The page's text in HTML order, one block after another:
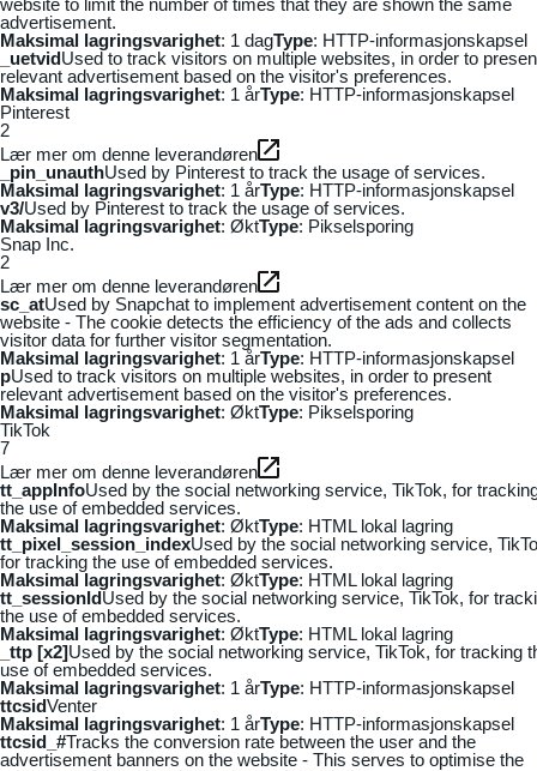
advertisement.
Maksimal lagringsvarighet: 1 dagType: HTTP-informasjonskapsel
_uetvidUsed to track visitors on multiple websites, in order to
relevant advertisement based on the visitor's preferences.
Maksimal lagringsvarighet: 1 årType: HTTP-informasjonskapsel
Pinterest
2
Lær mer om denne leverandøren
_pin_unauthUsed by Pinterest to track the usage of services.
Maksimal lagringsvarighet: 1 årType: HTTP-informasjonskapsel
v3/Used by Pinterest to track the usage of services.
Maksimal lagringsvarighet: ØktType: Pikselsporing
Snap Inc.
2
Lær mer om denne leverandøren
sc_atUsed by Snapchat to implement advertisement content on the
website - The cookie detects the efficiency of the ads and collects
visitor data for further visitor segmentation.
Maksimal lagringsvarighet: 1 årType: HTTP-informasjonskapsel
pUsed to track visitors on multiple websites, in order to present
relevant advertisement based on the visitor's preferences.
Maksimal lagringsvarighet: ØktType: Pikselsporing
TikTok
7
Lær mer om denne leverandøren
tt_appInfoUsed by the social networking service, TikTok, for
the use of embedded services.
Maksimal lagringsvarighet: ØktType: HTML lokal lagring
tt_pixel_session_indexUsed by the social networking service,
for tracking the use of embedded services.
Maksimal lagringsvarighet: ØktType: HTML lokal lagring
tt_sessionIdUsed by the social networking service, TikTok, for
the use of embedded services.
Maksimal lagringsvarighet: ØktType: HTML lokal lagring
_ttp [x2]Used by the social networking service, TikTok, for tracking
use of embedded services.
Maksimal lagringsvarighet: 1 årType: HTTP-informasjonskapsel
ttcsidVenter
Maksimal lagringsvarighet: 1 årType: HTTP-informasjonskapsel
ttcsid_#Tracks the conversion rate between the user and the
advertisement banners on the website - This serves to optimise the